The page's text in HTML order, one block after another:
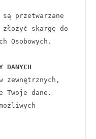
przetwarzane
złożyć skargę do
Osobowych.
DANYCH
zewnętrznych,
Twoje dane.